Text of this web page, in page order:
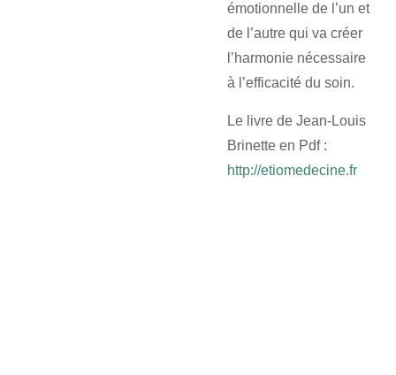
émotionnelle de l’un et
de l’autre qui va créer
l’harmonie nécessaire
à l’efficacité du soin.
Le livre de Jean-Louis
Brinette en Pdf :
http://etiomedecine.fr